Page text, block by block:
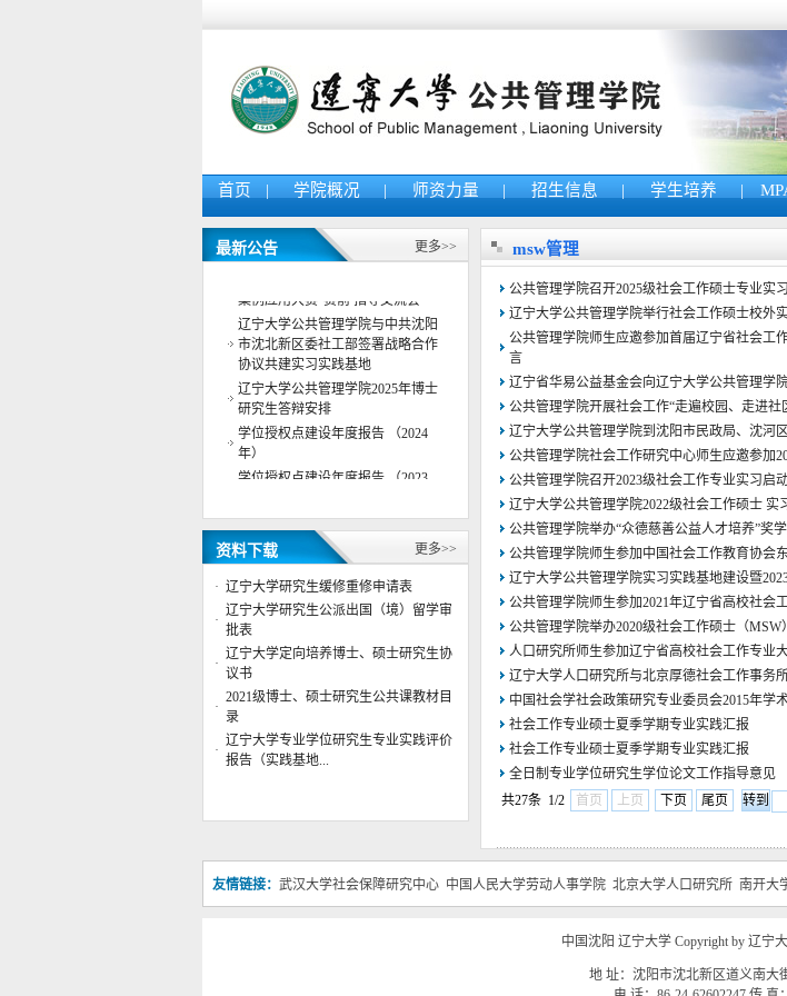
首页 | 学院概况 | 师资力量 | 招生信息 | 学生培养 |
最新公告
更多>>
辽宁大学公共管理学院与中共沈阳
市沈北新区委社工部签署战略合作
协议共建实习实践基地
辽宁大学公共管理学院2025年博士
研究生答辩安排
学位授权点建设年度报告 （2024
年）
学位授权点建设年度报告 （2023
学位授权点建设年度报告 （2022
年）
辽宁大学公共管理学院2024年博士
研究生答辩安排
公共管理学院院徽征集评选结果公
示
公共管理学院行政管理系主任董杨
副教授应邀参加“第六届数字政府
治理高峰”专题论...
辽宁大学公共管理学院2023年博士
研究生复试成绩
辽宁大学公共管理学院2023年博士
案例应用大赛”赛前 指导交流会
资料下载 更多>>
· 辽宁大学研究生缓修重修申请表
·
辽宁大学研究生公派出国（境）留学审
批表
·
辽宁大学定向培养博士、硕士研究生协
议书
·
2021级博士、硕士研究生公共课教材目
录
·
辽宁大学专业学位研究生专业实践评价
报告（实践基地...
msw管理
公共管理学院召开2025级社会工作硕士专业实
辽宁大学公共管理学院举行社会工作硕士校外
公共管理学院师生应邀参加首届辽宁省社会工
言
辽宁省华易公益基金会向辽宁大学公共管理学
公共管理学院开展社会工作“走遍校园、走进
辽宁大学公共管理学院到沈阳市民政局、沈河
公共管理学院社会工作研究中心师生应邀参加
公共管理学院召开2023级社会工作专业实习启
辽宁大学公共管理学院2022级社会工作硕士 实
公共管理学院举办“众德慈善公益人才培养”奖
公共管理学院师生参加中国社会工作教育协会
辽宁大学公共管理学院实习实践基地建设暨
公共管理学院师生参加2021年辽宁省高校社会
公共管理学院举办2020级社会工作硕士（
人口研究所师生参加辽宁省高校社会工作专业
辽宁大学人口研究所与北京厚德社会工作事务
中国社会学社会政策研究专业委员会2015年学
社会工作专业硕士夏季学期专业实践汇报
社会工作专业硕士夏季学期专业实践汇报
全日制专业学位研究生学位论文工作指导意见
共27条 1/2
首页 上页 下页 尾页
友情链接： 武汉大学社会保障研究中心 中国人民大学劳动人事学院 北京大学人口研究所 南开大
中国沈阳 辽宁大学 Copyright by 辽宁
地 址：沈阳市沈北新区道义南大